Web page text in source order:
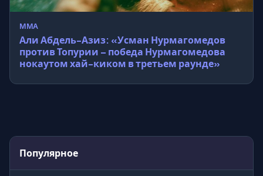
MMA
Али Абдель-Азиз: «Усман Нурмагомедов
против Топурии – победа Нурмагомедова
нокаутом хай-киком в третьем раунде»
Популярное